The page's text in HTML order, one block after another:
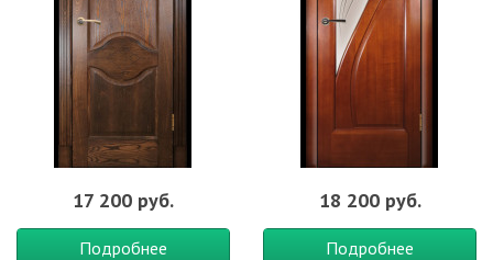
17 200 руб.
Подробнее
18 200 руб.
Подробнее